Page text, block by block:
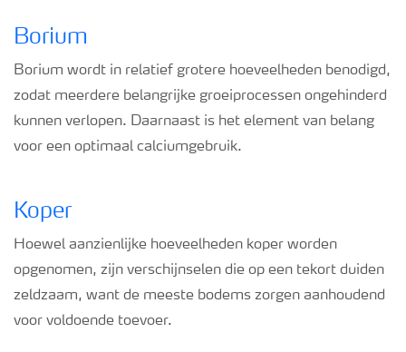
Borium
Borium wordt in relatief grotere hoeveelheden benodigd,
zodat meerdere belangrijke groeiprocessen ongehinderd
kunnen verlopen. Daarnaast is het element van belang
voor een optimaal calciumgebruik.
Koper
Hoewel aanzienlijke hoeveelheden koper worden
opgenomen, zijn verschijnselen die op een tekort duiden
zeldzaam, want de meeste bodems zorgen aanhoudend
voor voldoende toevoer.